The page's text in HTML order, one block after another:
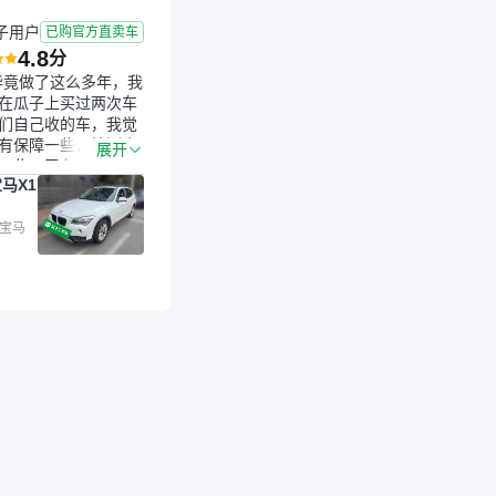
用户 已购官方直卖车
4.8分
竟做了这么多年，我
瓜子上买过两次车
自己收的车，我觉
保障一些，检测会
些。平台自己收上
车，应该更可靠。
是宝马X1，主要看中
和公里数比较合
，瓜子承诺无火
展开
X1
马